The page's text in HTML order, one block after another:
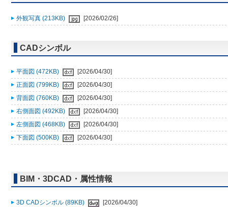
外観写真 (213KB) [2026/02/26]
CADシンボル
平面図 (472KB)
[2026/04/30]
正面図 (799KB)
[2026/04/30]
背面図 (760KB)
[2026/04/30]
右側面図 (492KB)
[2026/04/30]
左側面図 (468KB)
[2026/04/30]
下面図 (500KB)
[2026/04/30]
BIM・3DCAD・属性情報
3D CADシンボル (89KB)
[2026/04/30]